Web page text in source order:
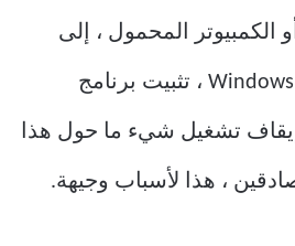
الكمبيوتر المحمول ، إلى
جانب نظام التشغيل Windows ، تثبيت برنامج
تشغيل شيء ما حول هذا
، هذا لأسباب وجيهة.